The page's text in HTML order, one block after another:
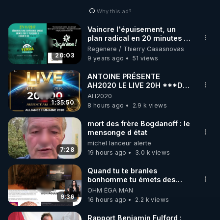
🌱 INSTAGRAM
https://www.instagram.com/rdlr_thierrycasasnovas/
http://rgnr.li/instagram
🌱 LA NEWSLETTER
Pour ne pas rater l’actualité RGNR (stages,
http://rgnr.li/news
🌱 VIDÉOS NON CENSURÉES SUR ODYSEE
Toutes les vidéos Youtube sont aussi sur la
http://rgnr.li/odysee
🌱 LES STAGES EN PRÉSENTIEL
Why this ad?
20:03
Vaincre l'épuisement, un
plan radical en 20 minutes !
- www.regenere.org
Regenere / Thierry Casasnovas
9 years ago
51 views
1:35:50
ANTOINE PRÉSENTE
AH2020 LE LIVE 20H ***DU
06/08/2026***
AH2020
8 hours ago
2.9 k views
7:28
mort des frère Bogdanoff : le
mensonge d état
michel lanceur alerte
19 hours ago
3.0 k views
9:36
Quand tu te branles
bonhomme tu émets des
ondes ils ont juste omis de
t'expliquer
OHM ÉGA MAN
16 hours ago
2.2 k views
Rapport Benjamin Fulford :